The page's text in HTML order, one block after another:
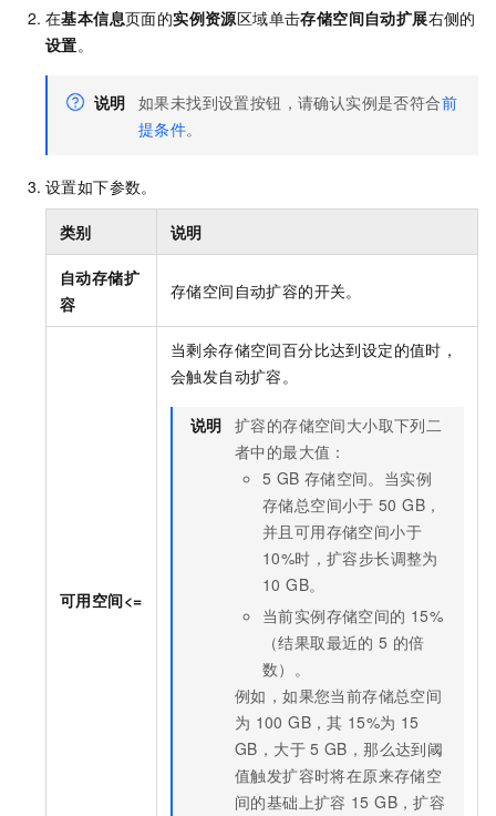
在基本信息页面的实例资源区域单击存储空间自动扩展右侧的
设置。
说明 如果未找到设置按钮，请确认实例是否符合前
提条件。
设置如下参数。
类别 说明
自动存储扩
容
存储空间自动扩容的开关。
可用空间<=
当剩余存储空间百分比达到设定的值时，
会触发自动扩容。
说明 扩容的存储空间大小取下列二
者中的最大值：
5 GB 存储空间。当实例
存储总空间小于 50 GB，
并且可用存储空间小于
10%时，扩容步长调整为
10 GB。
当前实例存储空间的 15%
（结果取最近的 5 的倍
数）。
例如，如果您当前存储总空间
为 100 GB，其 15%为 15
GB，大于 5 GB，那么达到阈
值触发扩容时将在原来存储空
间的基础上扩容 15 GB，扩容